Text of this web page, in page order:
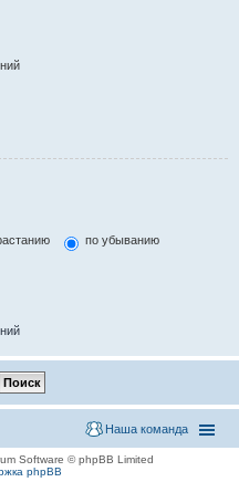
по убыванию
Наша команда
Software © phpBB Limited
phpBB